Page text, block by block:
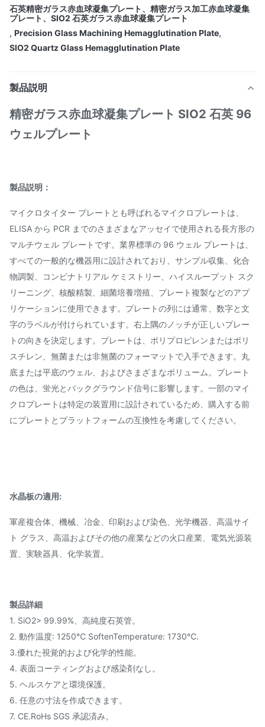
石英精密ガラス赤血球凝集プレート、精密ガラス加工赤血球凝集
プレート、SIO2 石英ガラス赤血球凝集プレート
, Precision Glass Machining Hemagglutination Plate,
SIO2 Quartz Glass Hemagglutination Plate
製品説明
精密ガラス赤血球凝集プレート SIO2 石英 96
ウェルプレート
製品説明：
マイクロタイター プレートとも呼ばれるマイクロプレートは、
ELISA から PCR までのさまざまなアッセイで使用される長方形の
マルチウェル プレートです。業界標準の 96 ウェル プレートは、
すべての一般的な機器用に設計されており、サンプル収集、化合
物調製、コンビナトリアル ケミストリー、ハイスループット スク
リーニング、核酸精製、細菌培養増殖、プレート複製などのアプ
リケーションに使用できます。プレートの列には通常、数字と文
字のラベルが付けられています。右上隅のノッチが正しいプレー
トの向きを決定します。プレートは、ポリプロピレンまたはポリ
スチレン、無菌または非無菌のフォーマットで入手できます。丸
底または平底のウェル、およびさまざまなボリューム。プレート
の色は、蛍光とバックグラウンド信号に影響します。一部のマイ
クロプレートは特定の装置用に設計されているため、購入する前
にプレートとプラットフォームの互換性を考慮してください。
水晶板の適用:
軍産複合体、機械、冶金、印刷および染色、光学機器、高温サイ
ト グラス、高温およびその他の産業などの火口産業、電気光源装
置、実験器具、化学装置。
製品詳細
1. SiO2> 99.99%、高純度石英管。
2. 動作温度: 1250℃ SoftenTemperature: 1730℃.
3.優れた視覚的および化学的性能。
4. 表面コーティングおよび感染剤なし。
5. ヘルスケアと環境保護。
6. 任意の寸法を作成できます。
7. CE.RoHs SGS 承認済み。